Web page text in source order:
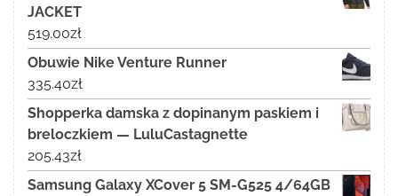
JACKET
519.00zł
Obuwie Nike Venture Runner
335.40zł
Shopperka damska z dopinanym paskiem i
breloczkiem — LuluCastagnette
205.43zł
Samsung Galaxy XCover 5 SM-G525 4/64GB